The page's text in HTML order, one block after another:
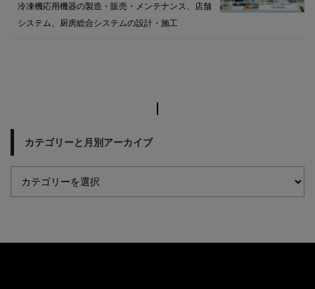
冷凍機応用機器の製造・販売・メンテナンス、店舗
システム、厨房総合システムの設計・施工
カテゴリーと月別アーカイブ